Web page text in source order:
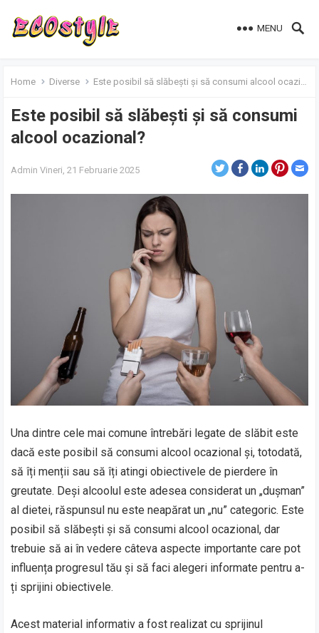
MENU
Home Diverse Este posibil să slăbești și să consumi alcool ocazional?
Este posibil să slăbești și să consumi
alcool ocazional?
Admin Vineri, 21 Februarie 2025
Una dintre cele mai comune întrebări legate de slăbit este
dacă este posibil să consumi alcool ocazional și, totodată,
să îți menții sau să îți atingi obiectivele de pierdere în
greutate. Deși alcoolul este adesea considerat un „dușman”
al dietei, răspunsul nu este neapărat un „nu” categoric. Este
posibil să slăbești și să consumi alcool ocazional, dar
trebuie să ai în vedere câteva aspecte importante care pot
influența progresul tău și să faci alegeri informate pentru a-
ți sprijini obiectivele.
Acest material informativ a fost realizat cu sprijinul